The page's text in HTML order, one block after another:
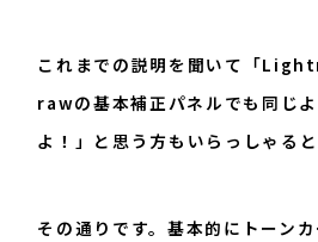
これまでの説明を聞いて「
rawの基本補正パネルでも同じ
よ！」と思う方もいらっしゃると
その通りです。基本的にトーン